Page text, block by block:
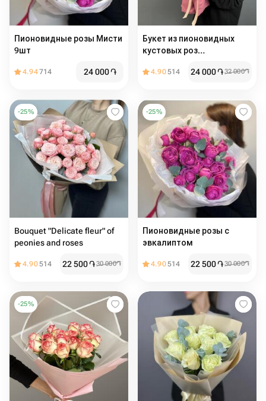
Пионовидные розы Мисти
9шт
4.94714 24 000֏
Букет из пионовидных
кустовых роз
4.90514 24 000֏32 000֏
-25%
Bouquet "Delicate fleur" of
peonies and roses
4.90514 22 500֏30 000֏
-25%
Пионовидные розы с
эвкалиптом
4.90514 22 500֏30 000֏
-25%